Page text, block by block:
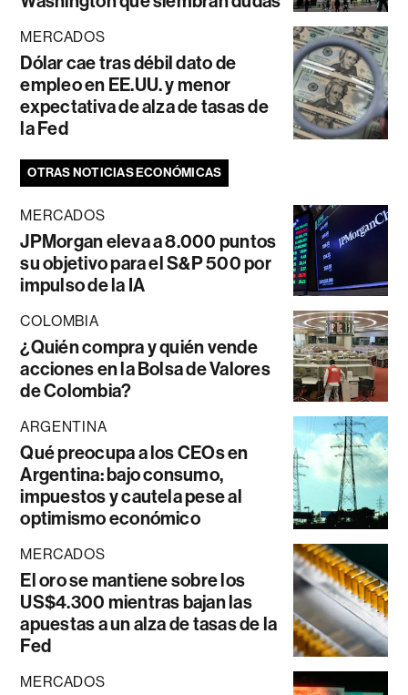
MERCADOS
Dólar cae tras débil dato de
empleo en EE.UU. y menor
expectativa de alza de tasas de
la Fed
OTRAS NOTICIAS ECONÓMICAS
MERCADOS
JPMorgan eleva a 8.000 puntos
su objetivo para el S&P 500 por
impulso de la IA
COLOMBIA
¿Quién compra y quién vende
acciones en la Bolsa de Valores
de Colombia?
ARGENTINA
Qué preocupa a los CEOs en
Argentina: bajo consumo,
impuestos y cautela pese al
optimismo económico
MERCADOS
El oro se mantiene sobre los
US$4.300 mientras bajan las
apuestas a un alza de tasas de la
Fed
MERCADOS